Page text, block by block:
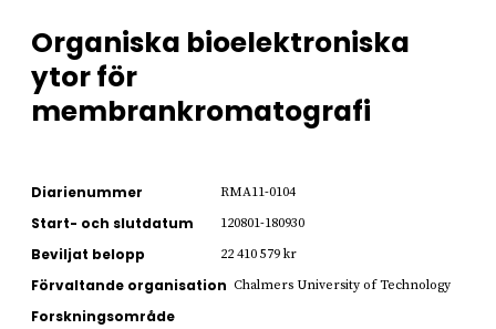
Organiska bioelektroniska
ytor för
membrankromatografi
Diarienummer RMA11-0104
Start- och slutdatum 120801-180930
Beviljat belopp 22 410 579 kr
Förvaltande organisation Chalmers University of Technology
Forskningsområde